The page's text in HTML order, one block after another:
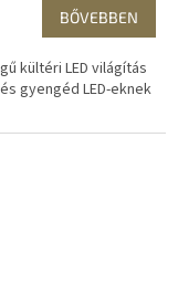
BŐVEBBEN
kültéri LED világítás
gyengéd LED-eknek